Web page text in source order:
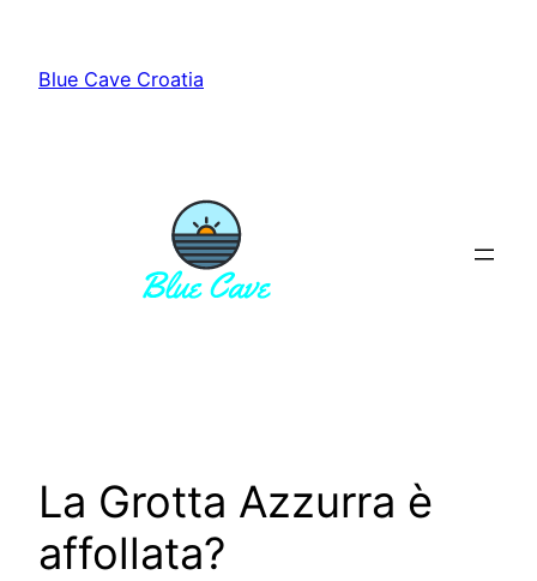
contenuto
Blue Cave Croatia
La Grotta Azzurra è
affollata?